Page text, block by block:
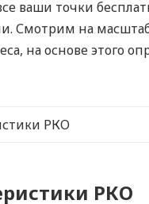
ваши точки
Смотрим на
на основе этого
РКО
РКО